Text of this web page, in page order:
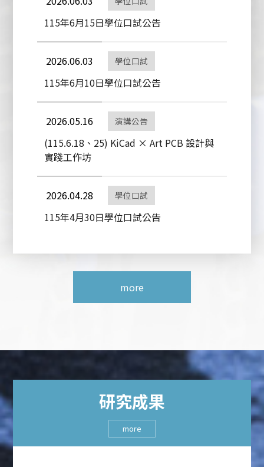
115年6月15日學位口試公告
2026.06.03 學位口試
115年6月10日學位口試公告
2026.05.16 演講公告
(115.6.18、25) KiCad × Art PCB 設計與
實踐工作坊
2026.04.28 學位口試
115年4月30日學位口試公告
more
研究成果
more